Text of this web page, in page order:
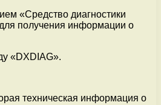
«Средство диагностики
получения информации о
«DXDIAG».
техническая информация о